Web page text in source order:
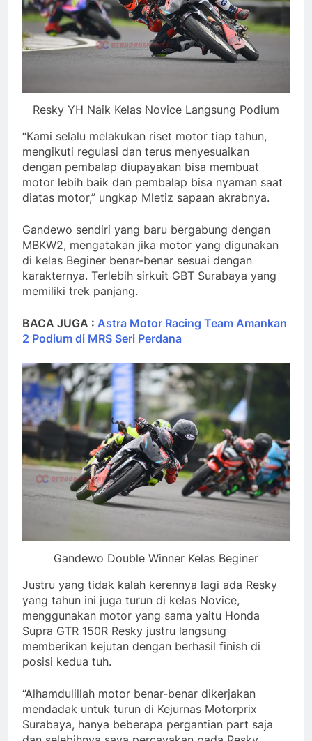
Resky YH Naik Kelas Novice Langsung Podium
“Kami selalu melakukan riset motor tiap tahun,
mengikuti regulasi dan terus menyesuaikan
dengan pembalap diupayakan bisa membuat
motor lebih baik dan pembalap bisa nyaman saat
diatas motor,” ungkap Mletiz sapaan akrabnya.
Gandewo sendiri yang baru bergabung dengan
MBKW2, mengatakan jika motor yang digunakan
di kelas Beginer benar-benar sesuai dengan
karakternya. Terlebih sirkuit GBT Surabaya yang
memiliki trek panjang.
BACA JUGA : Astra Motor Racing Team Amankan
2 Podium di MRS Seri Perdana
Gandewo Double Winner Kelas Beginer
Justru yang tidak kalah kerennya lagi ada Resky
yang tahun ini juga turun di kelas Novice,
menggunakan motor yang sama yaitu Honda
Supra GTR 150R Resky justru langsung
memberikan kejutan dengan berhasil finish di
posisi kedua tuh.
“Alhamdulillah motor benar-benar dikerjakan
mendadak untuk turun di Kejurnas Motorprix
Surabaya, hanya beberapa pergantian part saja